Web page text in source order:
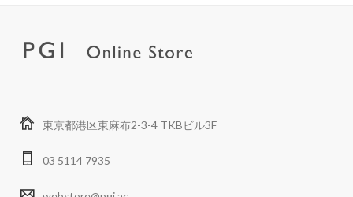
東京都港区東麻布2-3-4 TKBビル3F
03 5114 7935